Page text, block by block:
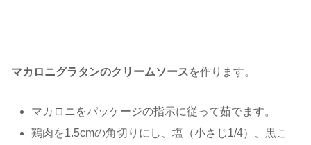
マカロニグラタンのクリームソースを作ります。
マカロニをパッケージの指示に従って茹でます。
鶏肉を1.5cmの角切りにし、塩（小さじ1/4）、黒こ